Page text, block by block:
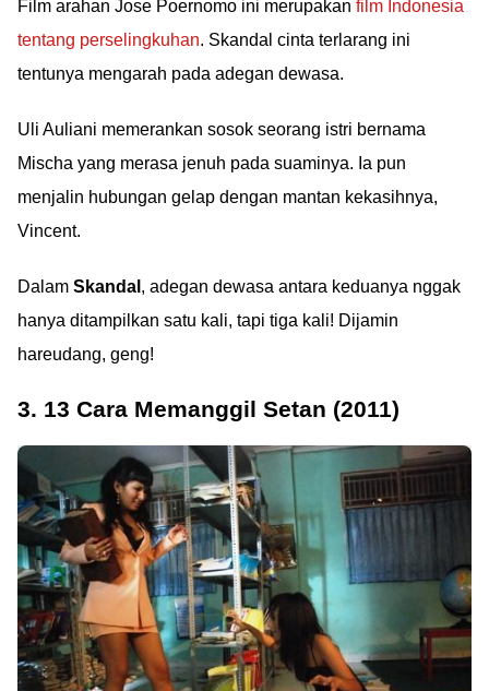
Film arahan Jose Poernomo ini merupakan film Indonesia
tentang perselingkuhan. Skandal cinta terlarang ini
tentunya mengarah pada adegan dewasa.
Uli Auliani memerankan sosok seorang istri bernama
Mischa yang merasa jenuh pada suaminya. Ia pun
menjalin hubungan gelap dengan mantan kekasihnya,
Vincent.
Dalam Skandal , adegan dewasa antara keduanya nggak
hanya ditampilkan satu kali, tapi tiga kali! Dijamin
hareudang, geng!
3. 13 Cara Memanggil Setan (2011)